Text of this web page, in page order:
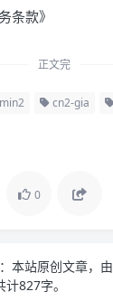
条款》
正文完
cn2-gia
0
本站原创文章，由
827字。